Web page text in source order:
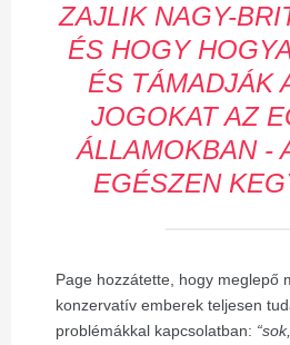
ZAJLIK NAGY-
ÉS HOGY
ÉS TÁMADJÁK
JOGOKAT AZ
ÁLLAMOKBAN -
EGÉSZEN
Page hozzátette, hogy meglepő
konzervatív emberek teljesen
problémákkal kapcsolatban: